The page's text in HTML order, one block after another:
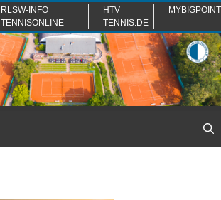
RLSW-INFO
TENNISONLINE
HTV
TENNIS.DE
MYBIGPOINT